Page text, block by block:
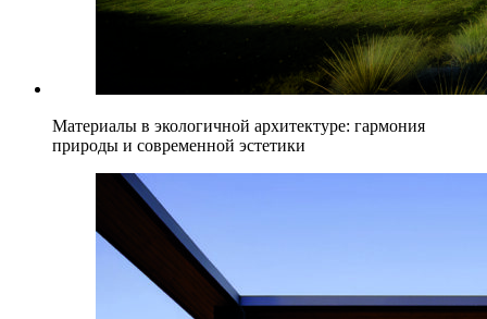
Материалы в экологичной архитектуре: гармония
природы и современной эстетики